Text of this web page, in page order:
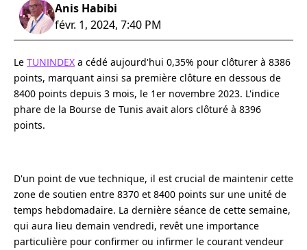
Anis Habibi
févr. 1, 2024, 7:40 PM
Le TUNINDEX a cédé aujourd'hui 0,35% pour clôturer à 8386
points, marquant ainsi sa première clôture en dessous de
8400 points depuis 3 mois, le 1er novembre 2023. L'indice
phare de la Bourse de Tunis avait alors clôturé à 8396
points.
D'un point de vue technique, il est crucial de maintenir cette
zone de soutien entre 8370 et 8400 points sur une unité de
temps hebdomadaire. La dernière séance de cette semaine,
qui aura lieu demain vendredi, revêt une importance
particulière pour confirmer ou infirmer le courant vendeur